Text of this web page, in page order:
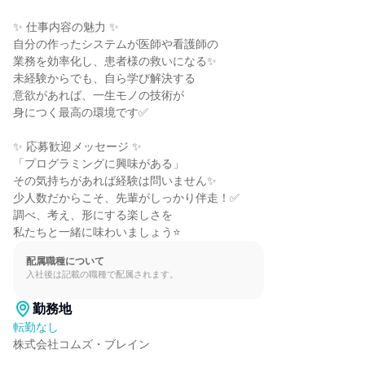
✨ 仕事内容の魅力 ✨
自分の作ったシステムが医師や看護師の
業務を効率化し、患者様の救いになる✨
未経験からでも、自ら学び解決する
意欲があれば、一生モノの技術が
身につく最高の環境です✅
✨ 応募歓迎メッセージ ✨
「プログラミングに興味がある」
その気持ちがあれば経験は問いません✨
少人数だからこそ、先輩がしっかり伴走！✅
調べ、考え、形にする楽しさを
私たちと一緒に味わいましょう⭐
配属職種について
入社後は記載の職種で配属されます。
勤務地
転勤なし
株式会社コムズ・ブレイン